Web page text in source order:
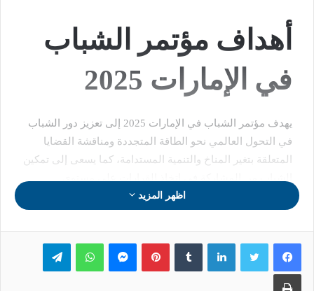
أهداف مؤتمر الشباب
في الإمارات 2025
يهدف مؤتمر الشباب في الإمارات 2025 إلى تعزيز دور الشباب
في التحول العالمي نحو الطاقة المتجددة ومناقشة القضايا
المتعلقة بتغير المناخ والتنمية المستدامة، كما يسعى إلى تمكين
السياسات العالمية، وذلك من خلال جلسات تفاعلية تجمع بين
تفاصيل المؤتمر
اظهر المزيد
لينكدإن بينتيريستماسنجر واتساب تيلقرام
طباعة